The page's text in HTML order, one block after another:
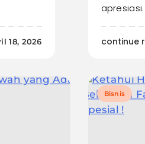
18, 2026 continue
Bisnis